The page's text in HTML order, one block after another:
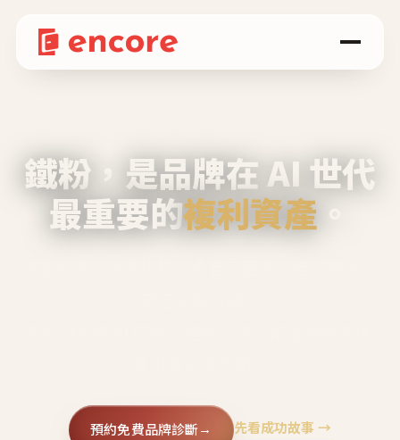
鐵粉，是品牌在 AI 世代
最重要的複利資產 。
預約免費品牌診斷→ 先看成功故事 →